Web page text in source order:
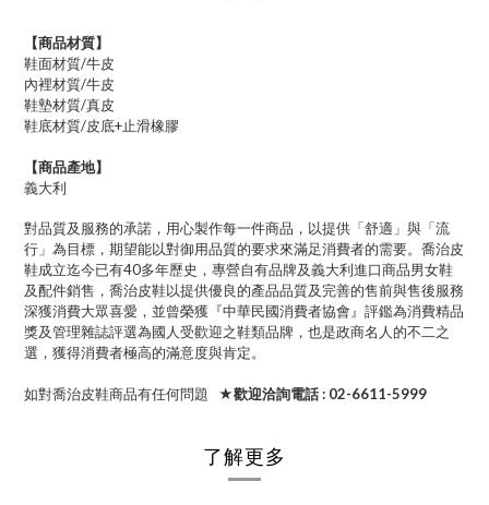
【商品材質】
鞋面材質/牛皮
內裡材質/牛皮
鞋墊材質/真皮
鞋底材質/皮底+止滑橡膠
【商品產地】
義大利
對品質及服務的承諾，用心製作每一件商品，以提供「舒適」與「流
行」為目標，期望能以對御用品質的要求來滿足消費者的需要。喬治皮
鞋成立迄今已有40多年歷史，專營自有品牌及義大利進口商品男女鞋
及配件銷售，喬治皮鞋以提供優良的產品品質及完善的售前與售後服務
深獲消費大眾喜愛，並曾榮獲『中華民國消費者協會』評鑑為消費精品
獎及管理雜誌評選為國人受歡迎之鞋類品牌，也是政商名人的不二之
選，獲得消費者極高的滿意度與肯定。
如對喬治皮鞋商品有任何問題 ★歡迎洽詢電話 : 02-6611-5999
了解更多